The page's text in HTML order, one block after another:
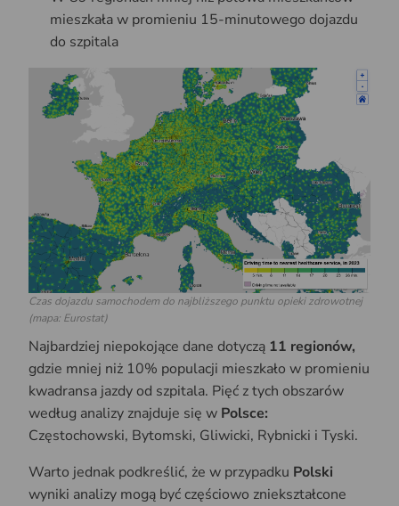
mieszkała w promieniu 15-minutowego dojazdu
do szpitala
Czas dojazdu samochodem do najbliższego punktu opieki zdrowotnej
(mapa: Eurostat)
Najbardziej niepokojące dane dotyczą 11 regionów,
gdzie mniej niż 10% populacji mieszkało w promieniu
kwadransa jazdy od szpitala. Pięć z tych obszarów
według analizy znajduje się w Polsce:
Częstochowski, Bytomski, Gliwicki, Rybnicki i Tyski.
Warto jednak podkreślić, że w przypadku Polski
wyniki analizy mogą być częściowo zniekształcone